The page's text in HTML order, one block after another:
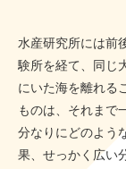
水産研究所には前
験所を経て、同じ
にいた海を離れる
ものは、それまで
分なりにどのよう
果、せっかく広い